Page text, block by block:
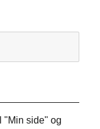
"Min side" og